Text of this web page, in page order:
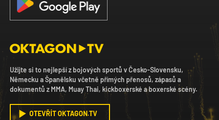
Užijte si to nejlepší z bojových sportů v Česko-Slovensku,
Německu a Španělsku včetně přímých přenosů, zápasů a
dokumentů z MMA, Muay Thai, kickboxerské a boxerské scény.
OTEVŘÍT OKTAGON.TV